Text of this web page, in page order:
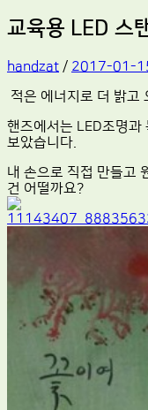
교육용 LED 스
handzat / 2017-01-
적은 에너지로 더 밝고
핸즈에서는 LED조명과
보았습니다.
내 손으로 직접 만들고
건 어떨까요?